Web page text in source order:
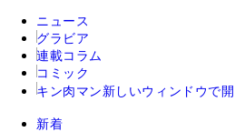
ニュース
グラビア
連載コラム
コミック
キン肉マン 新しいウィンドウで開
新着